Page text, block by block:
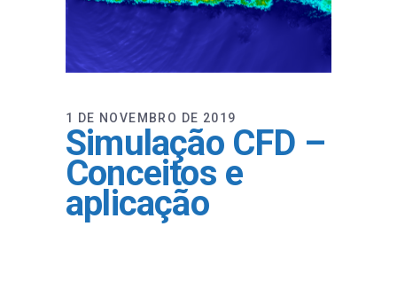
1 DE NOVEMBRO DE 2019
Simulação CFD –
Conceitos e
aplicação